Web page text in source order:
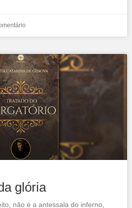
glória
não é a antessala do inferno,